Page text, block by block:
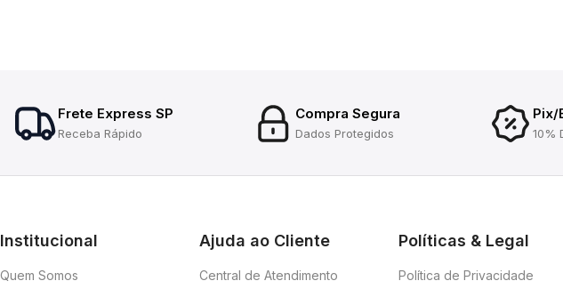
Frete Express SP
Receba Rápido
Compra Segura
Dados Protegidos
Pix/
10%
Institucional
Quem Somos
Ajuda ao Cliente
Central de Atendimento
Políticas & Legal
Política de Privacidade